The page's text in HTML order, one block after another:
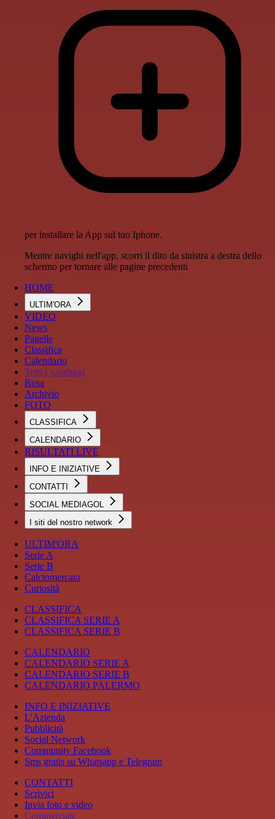
per installare la App sul tuo Iphone.
Mentre navighi nell'app, scorri il dito da sinistra a destra dello
schermo per tornare alle pagine precedenti
HOME
ULTIM'ORA
VIDEO
News
Pagelle
Classifica
Calendario
Tutti i sondaggi
Rosa
Archivio
FOTO
CLASSIFICA
CALENDARIO
RISULTATI LIVE
INFO E INIZIATIVE
CONTATTI
SOCIAL MEDIAGOL
I siti del nostro network
ULTIM'ORA
Serie A
Serie B
Calciomercato
Curiosità
CLASSIFICA
CLASSIFICA SERIE A
CLASSIFICA SERIE B
CALENDARIO
CALENDARIO SERIE A
CALENDARIO SERIE B
CALENDARIO PALERMO
INFO E INIZIATIVE
L'Azienda
Pubblicità
Social Network
Community Facebook
Sms gratis su Whatsapp e Telegram
CONTATTI
Scrivici
Invia foto e video
Commerciale